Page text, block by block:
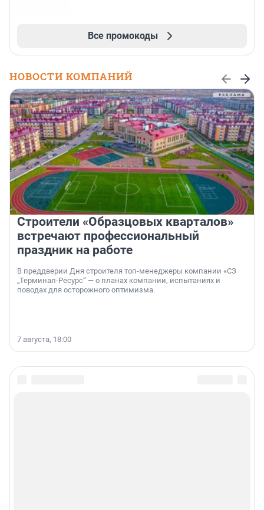
Все промокоды
НОВОСТИ КОМПАНИЙ
Строители «Образцовых кварталов»
встречают профессиональный
праздник на работе
В преддверии Дня строителя топ-менеджеры компании «СЗ
„Терминал-Ресурс“ — о планах компании, испытаниях и
поводах для осторожного оптимизма.
7 августа, 18:00